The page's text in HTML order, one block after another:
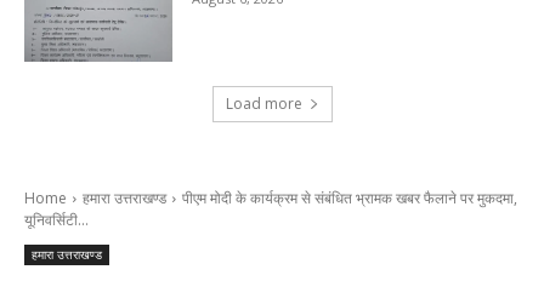
Load more